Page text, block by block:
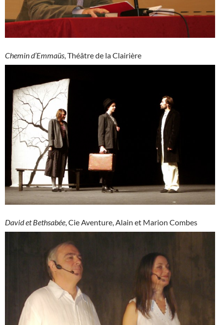
Chemin d’Emmaüs, Théâtre de la Clairière
David et Bethsabée, Cie Aventure, Alain et Marion Combes